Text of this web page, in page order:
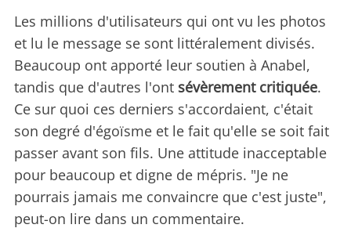
Les millions d'utilisateurs qui ont vu les photos
et lu le message se sont littéralement divisés.
Beaucoup ont apporté leur soutien à Anabel,
tandis que d'autres l'ont sévèrement critiquée.
Ce sur quoi ces derniers s'accordaient, c'était
son degré d'égoïsme et le fait qu'elle se soit fait
passer avant son fils. Une attitude inacceptable
pour beaucoup et digne de mépris. "Je ne
pourrais jamais me convaincre que c'est juste",
peut-on lire dans un commentaire.